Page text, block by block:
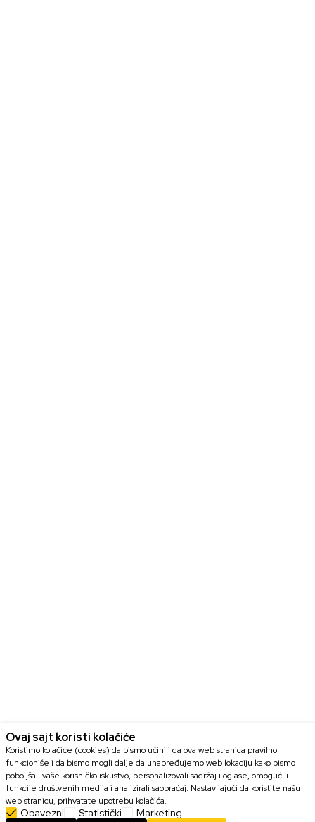
Ovaj sajt koristi kolačiće
Koristimo kolačiće (cookies) da bismo učinili da ova web stranica pravilno
funkcioniše i da bismo mogli dalje da unapređujemo web lokaciju kako bismo
poboljšali vaše korisničko iskustvo, personalizovali sadržaj i oglase, omogućili
funkcije društvenih medija i analizirali saobraćaj. Nastavljajući da koristite našu
web stranicu, prihvatate upotrebu kolačića.
Obavezni Statistički Marketing